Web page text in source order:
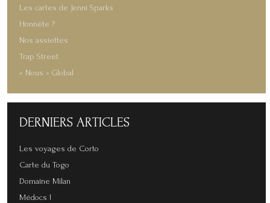
Les cartes de Jenni Sparks
Honnête ?
Nos assiettes
Trap Street
« Nous » Global
DERNIERS ARTICLES
Les voyages de Corto
Carte du Togo
Domaine Milan
Médocs !